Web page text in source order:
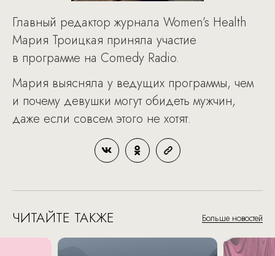
Главный редактор журнала Women’s Health
Мария Троицкая приняла участие
в программе на Comedy Radio.
Мария выясняла у ведущих программы, чем
и почему девушки могут обидеть мужчин,
даже если совсем этого не хотят.
ЧИТАЙТЕ ТАКЖЕ Больше новостей